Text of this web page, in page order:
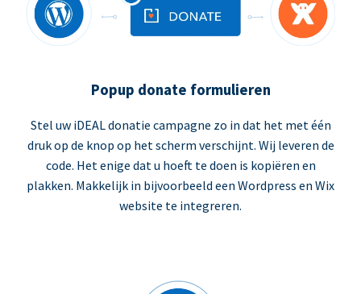
Popup donate formulieren
Stel uw iDEAL donatie campagne zo in dat het met één
druk op de knop op het scherm verschijnt. Wij leveren de
code. Het enige dat u hoeft te doen is kopiëren en
plakken. Makkelijk in bijvoorbeeld een Wordpress en Wix
website te integreren.